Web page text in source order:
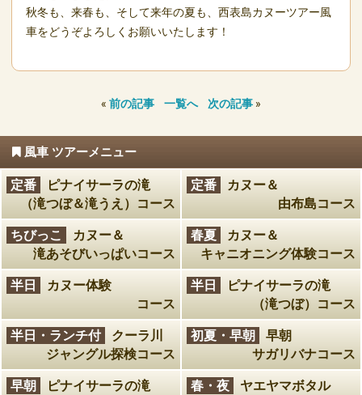
秋冬も、来春も、そして来年の夏も、西表島カヌーツアー風
車をどうぞよろしくお願いいたします！
« 前の記事 一覧へ 次の記事 »
風車 ツアーメニュー
定番
ピナイサーラの滝
（滝つぼ＆滝うえ）コース
定番
カヌー＆
由布島コース
ちびっこ
カヌー＆
滝あそびいっぱいコース
春夏
カヌー＆
キャニオニング体験コース
半日
カヌー体験
コース
半日
ピナイサーラの滝
（滝つぼ）コース
半日・ランチ付
クーラ川
ジャングル探検コース
初夏・早朝
早朝
サガリバナコース
早朝
ピナイサーラの滝
春・夜
ヤエヤマボタル